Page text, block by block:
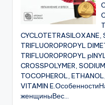
CYCLOTETRASILOXANE,
TRIFLUOROPROPYL
TRIFLUOROPROPYL
CROSSPOLYMER,
TOCOPHEROL,
VITAMIN
женщиныВес...